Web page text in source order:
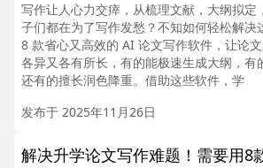
写作让人心力交瘁，从梳理文献，大纲拟定
子们都在为了写作发愁？不知如何轻松解决
8 款省心又高效的 AI 论文写作软件，让论
各异又各有所长，有的能极速生成大纲，有
还有的擅长润色降重。借助这些软件，学
发布于 2025年11月26日
解决升学论文写作难题！需要用8